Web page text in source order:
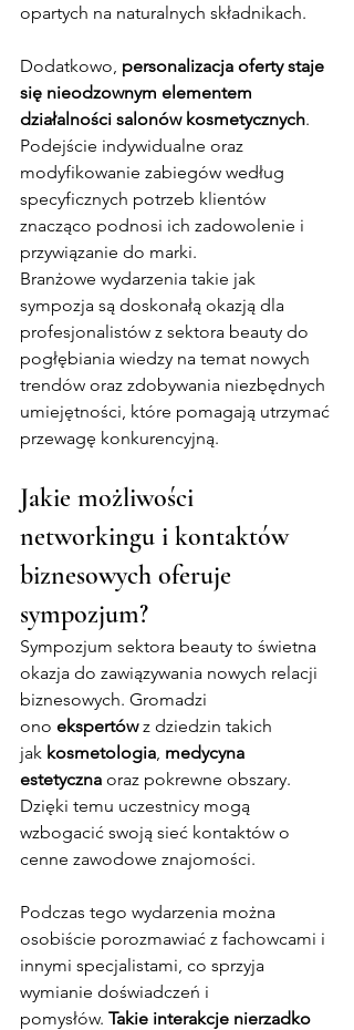
opartych na naturalnych składnikach.
Dodatkowo, personalizacja oferty staje
się nieodzownym elementem
działalności salonów kosmetycznych.
Podejście indywidualne oraz
modyfikowanie zabiegów według
specyficznych potrzeb klientów
znacząco podnosi ich zadowolenie i
przywiązanie do marki.
Branżowe wydarzenia takie jak
sympozja są doskonałą okazją dla
profesjonalistów z sektora beauty do
pogłębiania wiedzy na temat nowych
trendów oraz zdobywania niezbędnych
umiejętności, które pomagają utrzymać
przewagę konkurencyjną.
Jakie możliwości
networkingu i kontaktów
biznesowych oferuje
sympozjum?
Sympozjum sektora beauty to świetna
okazja do zawiązywania nowych relacji
biznesowych. Gromadzi
ono ekspertów z dziedzin takich
jak kosmetologia, medycyna
estetyczna oraz pokrewne obszary.
Dzięki temu uczestnicy mogą
wzbogacić swoją sieć kontaktów o
cenne zawodowe znajomości.
Podczas tego wydarzenia można
osobiście porozmawiać z fachowcami i
innymi specjalistami, co sprzyja
wymianie doświadczeń i
pomysłów. Takie interakcje nierzadko